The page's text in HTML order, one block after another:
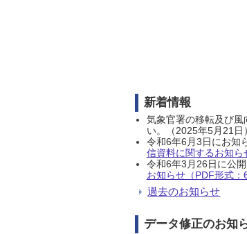
新着情報
気象官署の移転及び
い。（2025年5月21日）
令和6年6月3日にお知
信資料に関するお知ら
令和6年3月26日に公
お知らせ（PDF形式：
過去のお知らせ
データ修正のお知